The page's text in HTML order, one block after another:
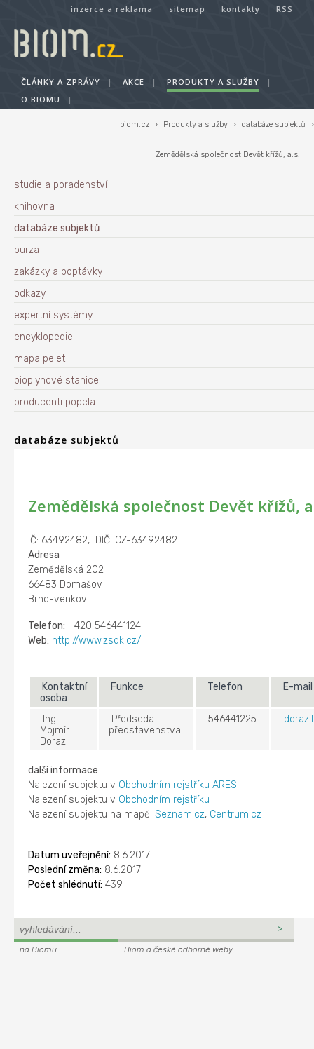
inzerce a reklama sitemap kontakty RSS
ČLÁNKY A ZPRÁVY | AKCE | PRODUKTY A SLUŽBY
|
O BIOMU
|
biom.cz › Produkty a služby › databáze subjektů ›
Zemědělská společnost Devět křížů, a.s.
studie a poradenství
knihovna
databáze subjektů
burza
zakázky a poptávky
odkazy
expertní systémy
encyklopedie
mapa pelet
bioplynové stanice
producenti popela
databáze subjektů
Zemědělská společnost Devět křížů,
IČ: 63492482, DIČ: CZ-63492482
Adresa
Zemědělská 202
66483 Domašov
Brno-venkov
Telefon: +420 546441124
Web: http://www.zsdk.cz/
Kontaktní
osoba
Funkce Telefon E-
Ing.
Mojmír
Dorazil
Předseda
představenstva
546441225
další informace
Nalezení subjektu v Obchodním rejstříku ARES
Nalezení subjektu v Obchodním rejstříku
Nalezení subjektu na mapě:Seznam.cz, Centrum.cz
Datum uveřejnění: 8.6.2017
Poslední změna: 8.6.2017
Počet shlédnutí: 439
na Biomu Biom a české odborné weby